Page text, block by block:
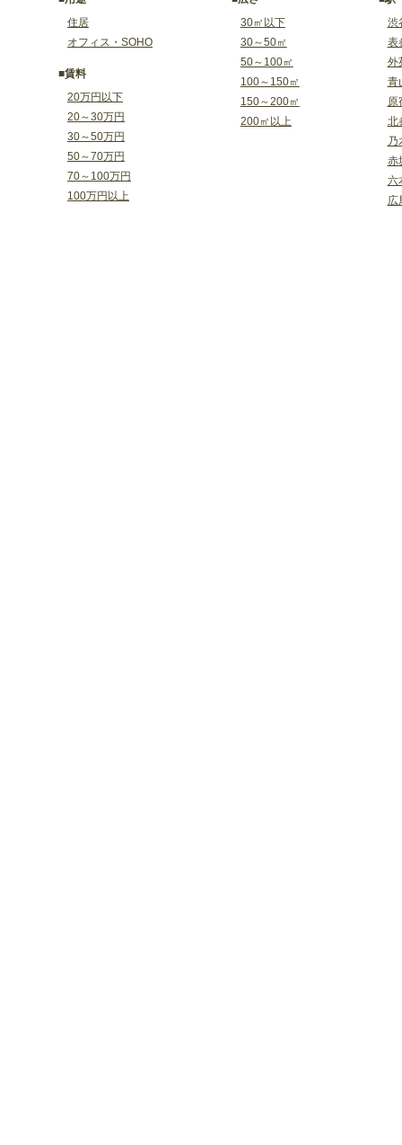
住居
オフィス・SOHO
■賃料
20万円以下
20～30万円
30～50万円
50～70万円
70～100万円
100万円以上
30㎡以下
30～50㎡
50～100㎡
100～150㎡
150～200㎡
200㎡以上
渋
表
外
青
原
北
乃
赤
六
広